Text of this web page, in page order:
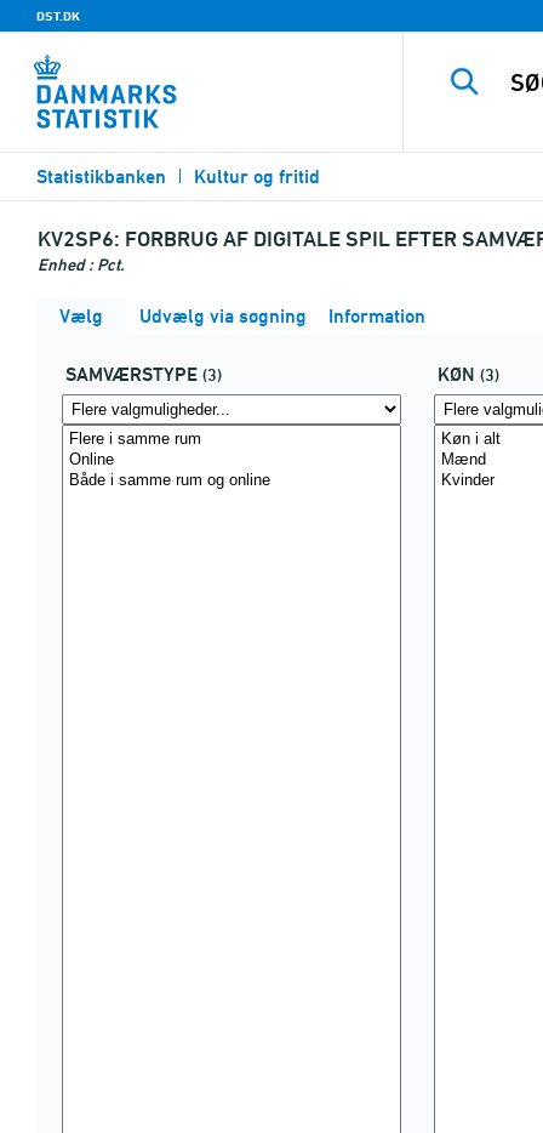
DST.DK
Statistikbanken Kultur og fritid
KV2SP6: FORBRUG AF DIGITALE SPIL EFTER
Enhed : Pct.
Vælg Udvælg via søgning Information
SAMVÆRSTYPE (3) KØN (3)